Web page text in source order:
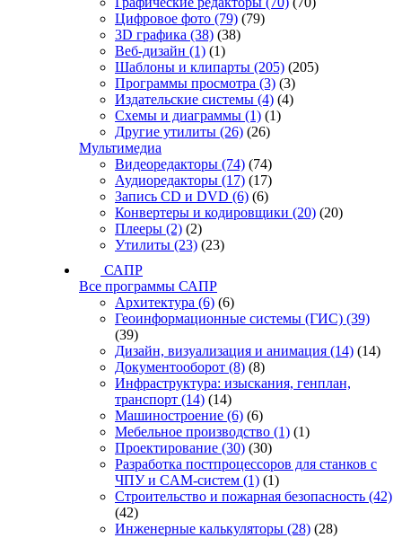
Цифровое фото (79) (79)
3D графика (38) (38)
Веб-дизайн (1) (1)
Шаблоны и клипарты (205) (205)
Программы просмотра (3) (3)
Издательские системы (4) (4)
Схемы и диаграммы (1) (1)
Другие утилиты (26) (26)
Мультимедиа
Видеоредакторы (74) (74)
Аудиоредакторы (17) (17)
Запись CD и DVD (6) (6)
Конвертеры и кодировщики (20) (20)
Плееры (2) (2)
Утилиты (23) (23)
САПР
Все программы САПР
Архитектура (6) (6)
Геоинформационные системы (ГИС) (39)
(39)
Дизайн, визуализация и анимация (14) (14)
Документооборот (8) (8)
Инфраструктура: изыскания, генплан,
транспорт (14) (14)
Машиностроение (6) (6)
Мебельное производство (1) (1)
Проектирование (30) (30)
Разработка постпроцессоров для станков с
ЧПУ и CAM-систем (1) (1)
Строительство и пожарная безопасность (42)
(42)
Инженерные калькуляторы (28) (28)